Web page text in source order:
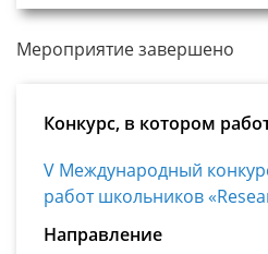
Мероприятие завершено
Конкурс, в котором
V Международный
работ школьников
Направление